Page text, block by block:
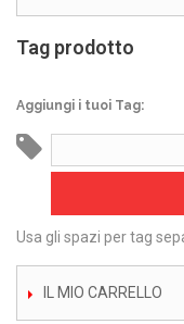
Tag prodotto
Aggiungi i tuoi Tag:
Usa gli spazi per tag
IL MIO CARRELLO